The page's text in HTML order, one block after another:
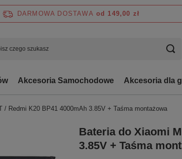
DARMOWA DOSTAWA od 149,00 zł
Akcesoria Samochodowe Akcesoria dla
/ Redmi K20 BP41 4000mAh 3.85V + Taśma montażowa
Bateria do Xiaomi
3.85V + Taśma